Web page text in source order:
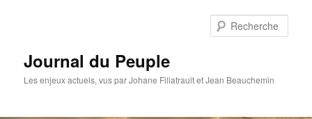
Journal du Peuple
Les enjeux actuels, vus par Johane Filiatrault et Jean Beauchemin